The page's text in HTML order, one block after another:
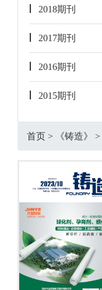
2018期刊
2017期刊
2016期刊
2015期刊
首页 > 《铸造》 >